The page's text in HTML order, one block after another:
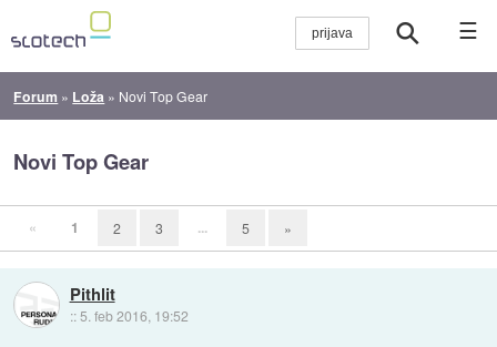
☰
Forum » Loža » Novi Top Gear
Novi Top Gear
« 1 2 3 ... 5 »
Pithlit
:: 5. feb 2016, 19:52